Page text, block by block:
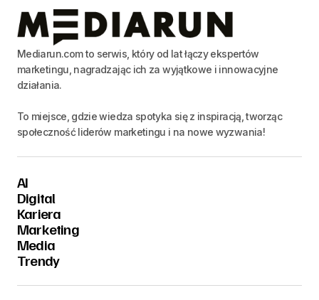
Mediarun.com to serwis, który od lat łączy ekspertów
marketingu, nagradzając ich za wyjątkowe i innowacyjne
działania.
To miejsce, gdzie wiedza spotyka się z inspiracją, tworząc
społeczność liderów marketingu i na nowe wyzwania!
AI
Digital
Kariera
Marketing
Media
Trendy